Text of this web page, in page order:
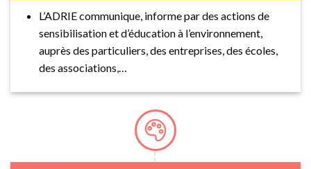
L’ADRIE communique, informe par des actions de
sensibilisation et d’éducation à l’environnement,
auprès des particuliers, des entreprises, des écoles,
des associations,…